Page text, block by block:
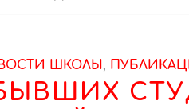
ШКОЛЫ,